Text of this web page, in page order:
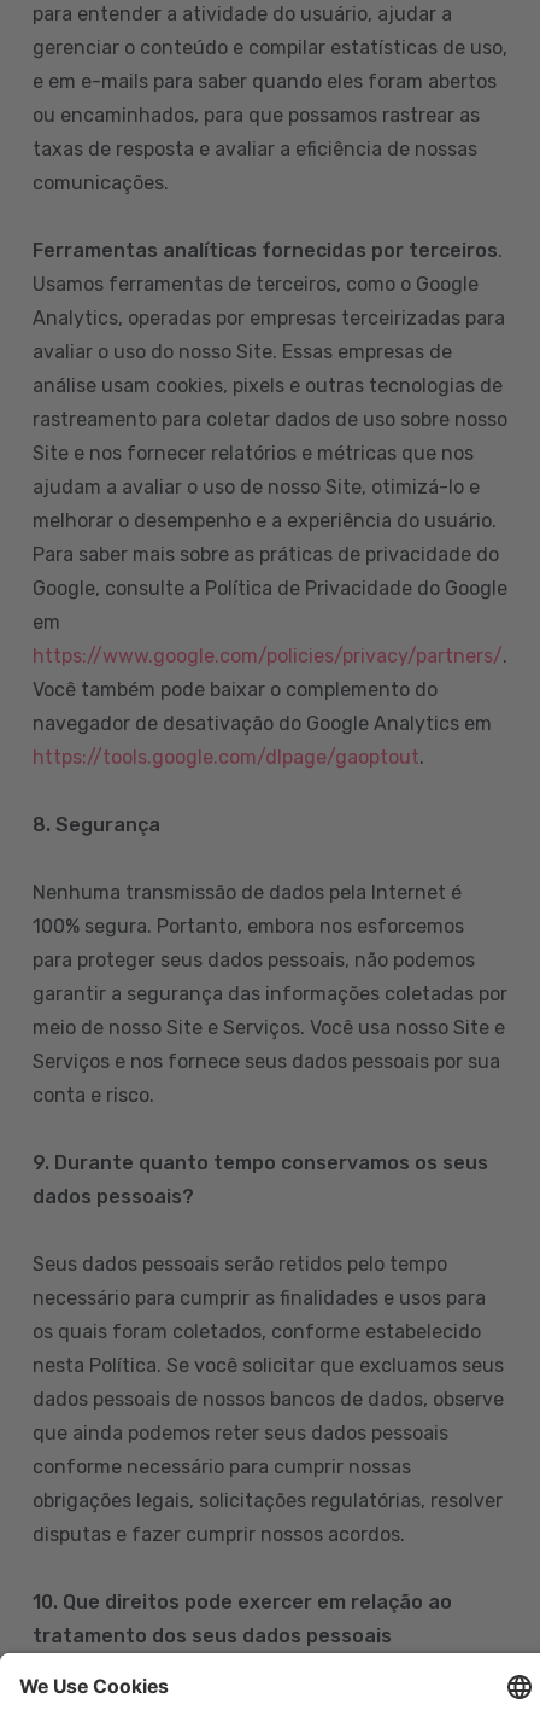
para entender a atividade do usuário, ajudar a
gerenciar o conteúdo e compilar estatísticas de uso,
e em e-mails para saber quando eles foram abertos
ou encaminhados, para que possamos rastrear as
taxas de resposta e avaliar a eficiência de nossas
comunicações.
Ferramentas analíticas fornecidas por terceiros.
Usamos ferramentas de terceiros, como o Google
Analytics, operadas por empresas terceirizadas para
avaliar o uso do nosso Site. Essas empresas de
análise usam cookies, pixels e outras tecnologias de
rastreamento para coletar dados de uso sobre nosso
Site e nos fornecer relatórios e métricas que nos
ajudam a avaliar o uso de nosso Site, otimizá-lo e
melhorar o desempenho e a experiência do usuário.
Para saber mais sobre as práticas de privacidade do
Google, consulte a Política de Privacidade do Google
em
https://www.google.com/policies/privacy/partners/.
Você também pode baixar o complemento do
navegador de desativação do Google Analytics em
https://tools.google.com/dlpage/gaoptout.
8. Segurança
Nenhuma transmissão de dados pela Internet é
100% segura. Portanto, embora nos esforcemos
para proteger seus dados pessoais, não podemos
garantir a segurança das informações coletadas por
meio de nosso Site e Serviços. Você usa nosso Site e
Serviços e nos fornece seus dados pessoais por sua
conta e risco.
9. Durante quanto tempo conservamos os seus
dados pessoais?
Seus dados pessoais serão retidos pelo tempo
necessário para cumprir as finalidades e usos para
os quais foram coletados, conforme estabelecido
nesta Política. Se você solicitar que excluamos seus
dados pessoais de nossos bancos de dados, observe
que ainda podemos reter seus dados pessoais
conforme necessário para cumprir nossas
obrigações legais, solicitações regulatórias, resolver
disputas e fazer cumprir nossos acordos.
10. Que direitos pode exercer em relação ao
tratamento dos seus dados pessoais